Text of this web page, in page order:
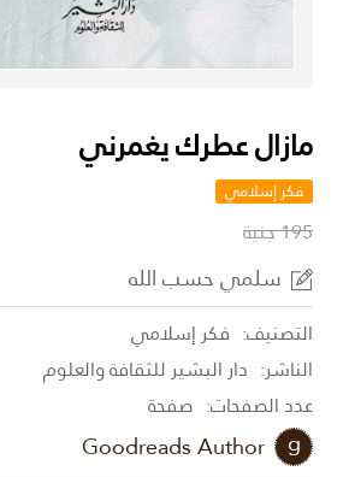
مازال عطرك يغمرني
فكر إسلامي
195 جنية
سلمي حسب الله
التصنيف: فكر إسلامي
الناشر: دار البشير للثقافة والعلوم
عدد الصفحات: صفحة
Goodreads Author